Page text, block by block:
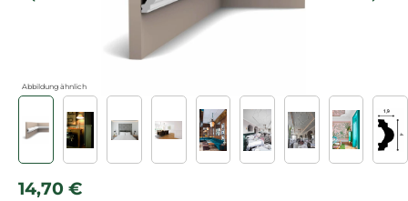
Abbildung ähnlich
Regulärer Preis:
14,70 €